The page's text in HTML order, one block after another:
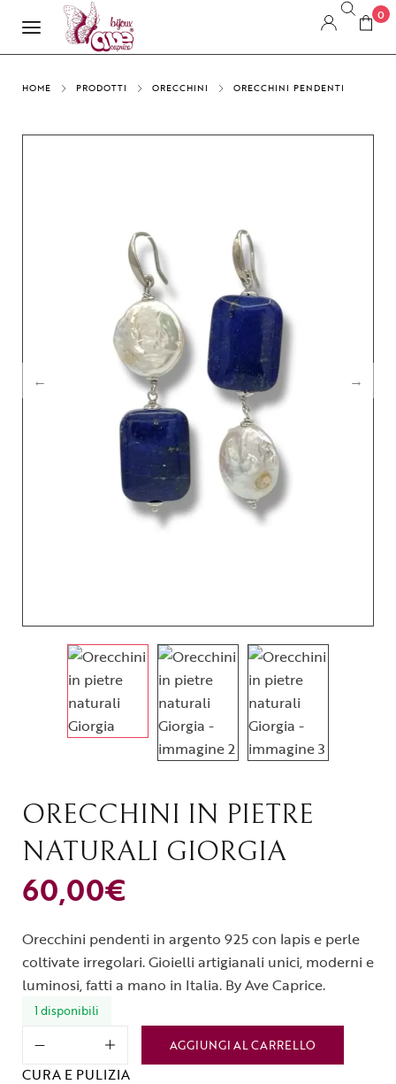
0
HOME PRODOTTI ORECCHINI ORECCHINI PENDENTI
ORECCHINI IN PIETRE
NATURALI GIORGIA
60,00€
Orecchini pendenti in argento 925 con lapis e perle
coltivate irregolari. Gioielli artigianali unici, moderni e
luminosi, fatti a mano in Italia. By Ave Caprice.
1 disponibili
AGGIUNGI AL CARRELLO
CURA E PULIZIA